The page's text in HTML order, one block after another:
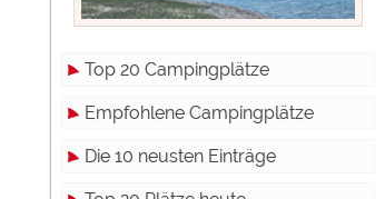
Top 20 Campingplätze
Empfohlene Campingplätze
Die 10 neusten Einträge